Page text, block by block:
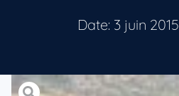
Date: 3 juin 2015